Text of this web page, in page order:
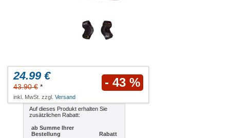
24.99 €
43.90 € * - 43 %
inkl. MwSt. zzgl. Versand
Auf dieses Produkt erhalten Sie
zusätzlichen Rabatt:
ab Summe Ihrer
Bestellung
Rabatt